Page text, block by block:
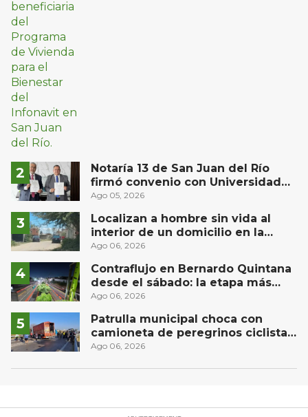
Notaría 13 de San Juan del Río
firmó convenio con Universidad
Privada del Bajío para recibir
Ago 05, 2026
Localizan a hombre sin vida al
interior de un domicilio en la
comunidad El Rodeo, San Juan del
Ago 06, 2026
Contraflujo en Bernardo Quintana
desde el sábado: la etapa más
compleja del operativo vial
Ago 06, 2026
Patrulla municipal choca con
camioneta de peregrinos ciclistas
en la autopista México-Querétaro
Ago 06, 2026